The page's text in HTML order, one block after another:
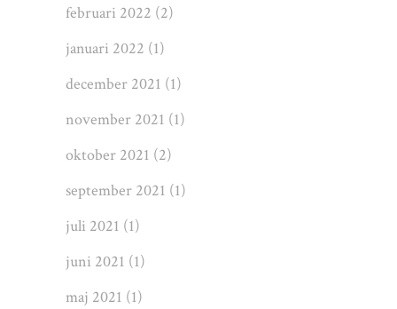
februari 2022 (2)
januari 2022 (1)
december 2021 (1)
november 2021 (1)
oktober 2021 (2)
september 2021 (1)
juli 2021 (1)
juni 2021 (1)
maj 2021 (1)